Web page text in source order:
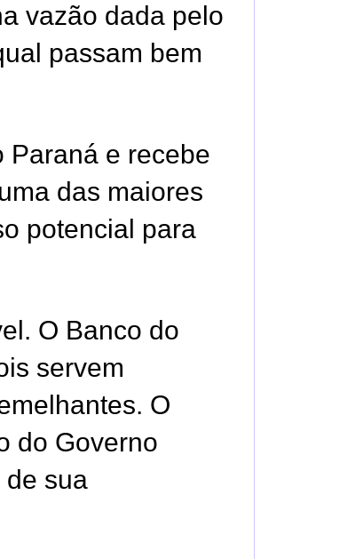
vazão dada pelo
passam bem
Paraná e recebe
das maiores
potencial para
O Banco do
servem
O
do Governo
de sua